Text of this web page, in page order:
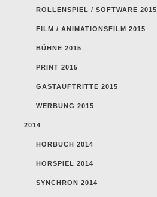
ROLLENSPIEL / SOFTWARE 2015
FILM / ANIMATIONSFILM 2015
BÜHNE 2015
PRINT 2015
GASTAUFTRITTE 2015
WERBUNG 2015
2014
HÖRBUCH 2014
HÖRSPIEL 2014
SYNCHRON 2014